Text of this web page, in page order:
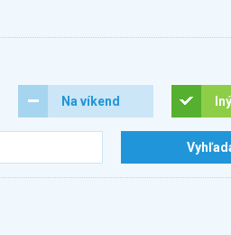
Na víkend